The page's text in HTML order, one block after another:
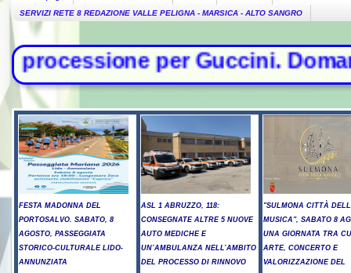
SERVIZI RETE 8 REDAZIONE VALLE PELIGNA - MARSICA - ALTO SANGRO
per Guccini. Domani lutto
FESTA MADONNA DEL
PORTOSALVO. SABATO, 8
AGOSTO, PASSEGGIATA
STORICO-CULTURALE LIDO-
ANNUNZIATA
ASL 1 ABRUZZO, 118:
CONSEGNATE ALTRE 5 NUOVE
AUTO MEDICHE E
UN’AMBULANZA NELL’AMBITO
DEL PROCESSO DI RINNOVO
"SULMONA CITTÀ
MUSICA", SABATO 8
UNA GIORNATA TRA
ARTE, CONCERTO E
VALORIZZAZIONE DEL